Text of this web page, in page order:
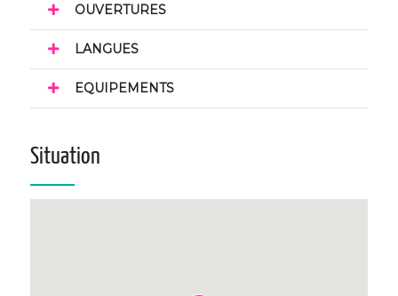
OUVERTURES
LANGUES
EQUIPEMENTS
Situation